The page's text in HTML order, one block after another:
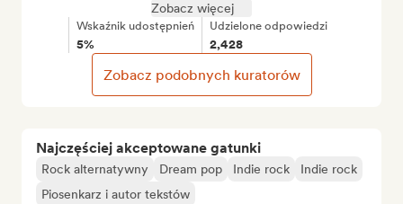
Najczęściej akceptowane gatunki
Rock alternatywny Dream pop Indie rock
Indie rock
Piosenkarz i autor tekstów
Zobacz więcej
Wskaźnik udostępnień
5%
Udzielone odpowiedzi
2,428
Zobacz podobnych kuratorów